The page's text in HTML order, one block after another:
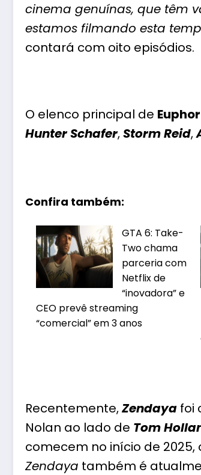
cinema genuínas, que têm
estamos filmando esta
contará com oito episódios.
O elenco principal de
Hunter Schafer,Storm Reid,
Confira também:
GTA 6: Take-
Two chama
parceria com
Netflix de
“inovadora” e
CEO prevê streaming
“comercial” em 3 anos
Recentemente,Zendaya foi
Nolan ao lado de Tom
comecem no início de
Zendaya também é